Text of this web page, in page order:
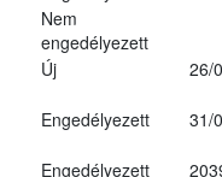
Nem
engedélyezett
Új
26/
Engedélyezett 31/
Engedélyezett